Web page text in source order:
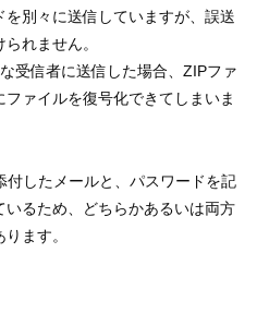
別々に送信していますが、誤送
れません。
受信者に送信した場合、ZIPファ
ァイルを復号化できてしまいま
付したメールと、パスワードを記
るため、どちらかあるいは両方
ます。